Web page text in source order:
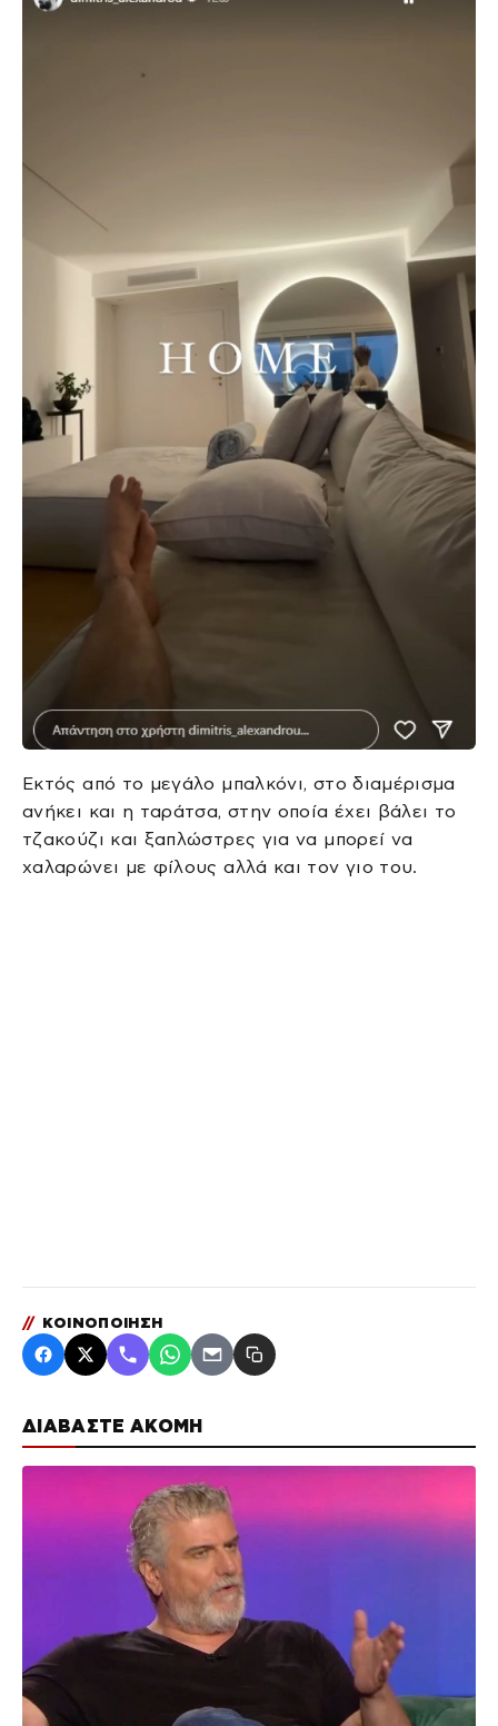
ΔΙΑΒΑΣΤΕ ΑΚΟΜΗ
Εκτός από το μεγάλο μπαλκόνι, στο διαμέρισμα
ανήκει και η ταράτσα, στην οποία έχει βάλει το
τζακούζι και ξαπλώστρες για να μπορεί να
χαλαρώνει με φίλους αλλά και τον γιο του.
// ΚΟΙΝΟΠΟΙΗΣΗ